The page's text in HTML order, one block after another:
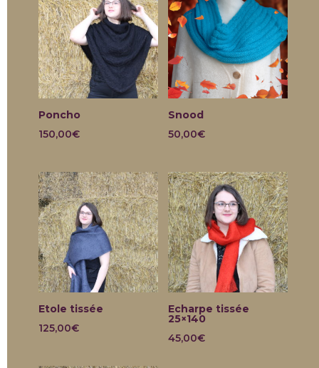
Poncho
150,00€
Snood
50,00€
Etole tissée
125,00€
Echarpe tissée
25×140
45,00€